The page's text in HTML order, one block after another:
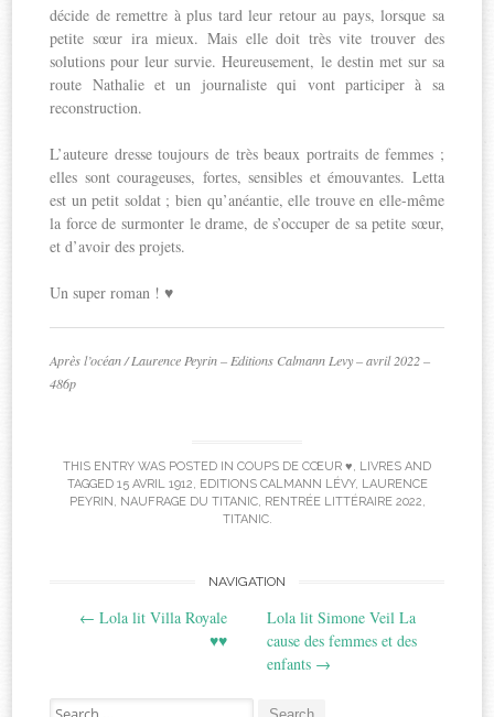
décide de remettre à plus tard leur retour au pays, lorsque sa
petite sœur ira mieux. Mais elle doit très vite trouver des
solutions pour leur survie. Heureusement, le destin met sur sa
route Nathalie et un journaliste qui vont participer à sa
reconstruction.
L’auteure dresse toujours de très beaux portraits de femmes ;
elles sont courageuses, fortes, sensibles et émouvantes. Letta
est un petit soldat ; bien qu’anéantie, elle trouve en elle-même
la force de surmonter le drame, de s’occuper de sa petite sœur,
et d’avoir des projets.
Un super roman ! ♥
Après l’océan / Laurence Peyrin – Editions Calmann Levy – avril 2022 –
486p
THIS ENTRY WAS POSTED IN COUPS DE CŒUR ♥, LIVRES AND
TAGGED 15 AVRIL 1912, EDITIONS CALMANN LÉVY, LAURENCE
PEYRIN , NAUFRAGE DU TITANIC, RENTRÉE LITTÉRAIRE 2022,
TITANIC.
navigation
NAVIGATION
← Lola lit Villa Royale
♥♥
Lola lit Simone Veil La
cause des femmes et des
enfants →
Search